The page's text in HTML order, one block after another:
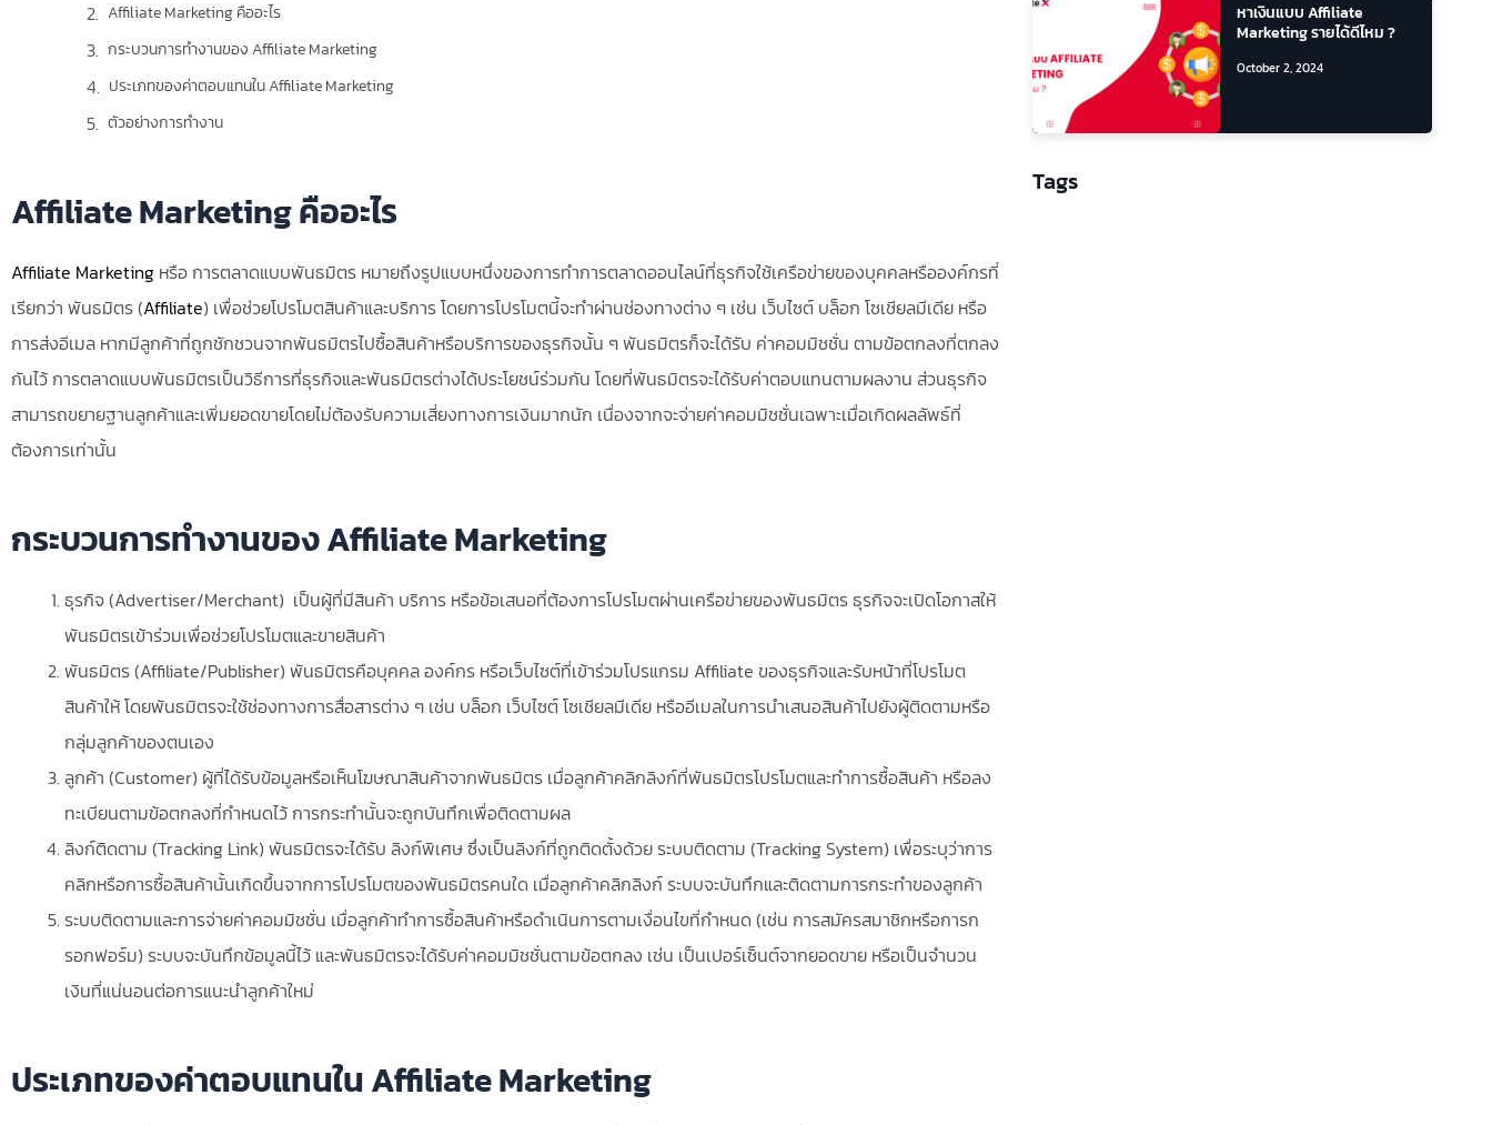
Affiliate Marketing คืออะไร
กระบวนการทำงานของ Affiliate Marketing
ประเภทของค่าตอบแทนใน Affiliate Marketing
ตัวอย่างการทำงาน
สรุป
ข่าวสารล่าสุด
เทคนิคการทำ Affiliate ให้รายได้เงินเยอะๆมีอะไรบ้าง
ข้อดี ข้อเสีย Affiliate Marketing มีอะไรบ้าง
ระบบ AFFILIATE MARKETING ยังน่าสนใจมั้ยในปี 2567
Shopee affiliate ดีไหม ยังน่าทำอยู่หรือไม่ในปี 2024
Tags
Affiliate Marketing คืออะไร
Affiliate Marketing หรือ การตลาดแบบพันธมิตร หมายถึงรูปแบบหนึ่งของการทำการตลาดออนไลน์ที่ธุรกิจใช้เครือข่ายของบุคคลหรือองค์กรที่
เรียกว่า พันธมิตร (Affiliate) เพื่อช่วยโปรโมตสินค้าและบริการ โดยการโปรโมตนี้จะทำผ่านช่องทางต่าง ๆ เช่น เว็บไซต์ บล็อก โซเชียลมีเดีย หรือ
การส่งอีเมล หากมีลูกค้าที่ถูกชักชวนจากพันธมิตรไปซื้อสินค้าหรือบริการของธุรกิจนั้น ๆ พันธมิตรก็จะได้รับ ค่าคอมมิชชั่น ตามข้อตกลงที่ตกลง
กันไว้ การตลาดแบบพันธมิตรเป็นวิธีการที่ธุรกิจและพันธมิตรต่างได้ประโยชน์ร่วมกัน โดยที่พันธมิตรจะได้รับค่าตอบแทนตามผลงาน ส่วนธุรกิจ
สามารถขยายฐานลูกค้าและเพิ่มยอดขายโดยไม่ต้องรับความเสี่ยงทางการเงินมากนัก เนื่องจากจะจ่ายค่าคอมมิชชั่นเฉพาะเมื่อเกิดผลลัพธ์ที่
ต้องการเท่านั้น
กระบวนการทำงานของ Affiliate Marketing
ธุรกิจ (Advertiser/Merchant) เป็นผู้ที่มีสินค้า บริการ หรือข้อเสนอที่ต้องการโปรโมตผ่านเครือข่ายของพันธมิตร ธุรกิจจะเปิดโอกาสให้
พันธมิตรเข้าร่วมเพื่อช่วยโปรโมตและขายสินค้า
พันธมิตร (Affiliate/Publisher) พันธมิตรคือบุคคล องค์กร หรือเว็บไซต์ที่เข้าร่วมโปรแกรม Affiliate ของธุรกิจและรับหน้าที่โปรโมต
สินค้าให้ โดยพันธมิตรจะใช้ช่องทางการสื่อสารต่าง ๆ เช่น บล็อก เว็บไซต์ โซเชียลมีเดีย หรืออีเมลในการนำเสนอสินค้าไปยังผู้ติดตามหรือ
กลุ่มลูกค้าของตนเอง
ลูกค้า (Customer) ผู้ที่ได้รับข้อมูลหรือเห็นโฆษณาสินค้าจากพันธมิตร เมื่อลูกค้าคลิกลิงก์ที่พันธมิตรโปรโมตและทำการซื้อสินค้า หรือลง
ทะเบียนตามข้อตกลงที่กำหนดไว้ การกระทำนั้นจะถูกบันทึกเพื่อติดตามผล
ลิงก์ติดตาม (Tracking Link) พันธมิตรจะได้รับ ลิงก์พิเศษ ซึ่งเป็นลิงก์ที่ถูกติดตั้งด้วย ระบบติดตาม (Tracking System) เพื่อระบุว่าการ
คลิกหรือการซื้อสินค้านั้นเกิดขึ้นจากการโปรโมตของพันธมิตรคนใด เมื่อลูกค้าคลิกลิงก์ ระบบจะบันทึกและติดตามการกระทำของลูกค้า
ระบบติดตามและการจ่ายค่าคอมมิชชั่น เมื่อลูกค้าทำการซื้อสินค้าหรือดำเนินการตามเงื่อนไขที่กำหนด (เช่น การสมัครสมาชิกหรือการก
รอกฟอร์ม) ระบบจะบันทึกข้อมูลนี้ไว้ และพันธมิตรจะได้รับค่าคอมมิชชั่นตามข้อตกลง เช่น เป็นเปอร์เซ็นต์จากยอดขาย หรือเป็นจำนวน
เงินที่แน่นอนต่อการแนะนำลูกค้าใหม่
ประเภทของค่าตอบแทนใน Affiliate Marketing
หาเงินแบบ Affiliate
Marketing รายได้ดีไหม ?
October 2, 2024
Tags